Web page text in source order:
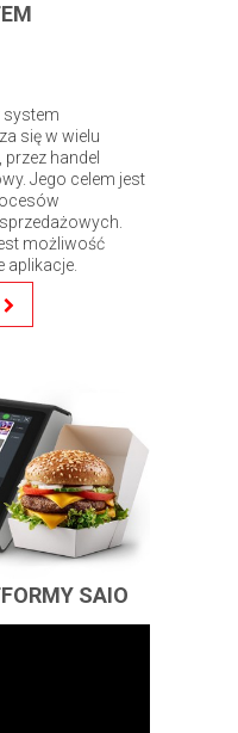
system
się w wielu
handel
Jego celem jest
możliwość
aplikacje.
SAIO